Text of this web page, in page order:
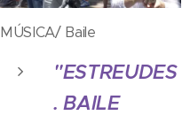
MÚSICA/ Baile
"ESTREUDES
. BAILE